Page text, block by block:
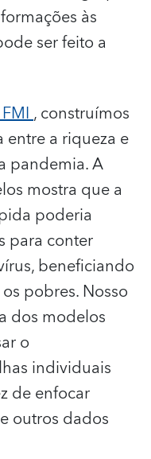
às
ser feito a
, construímos
entre a riqueza e
pandemia. A
mostra que a
poderia
para conter
beneficiando
pobres. Nosso
dos modelos
o
individuais
de enfocar
outros dados